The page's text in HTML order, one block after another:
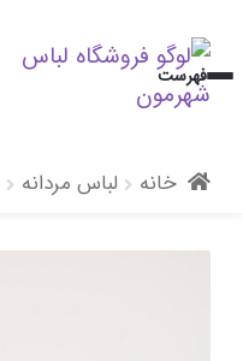
پرش
به
پرش
به
فهرست
خانه لباس مردانه